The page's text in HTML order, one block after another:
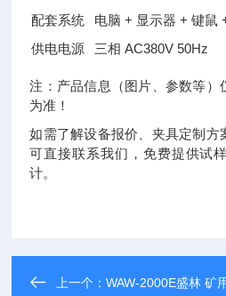
配套系统
电脑 + 显示器 + 键鼠
供电电源
三相 AC380V 50Hz
注：产品信息（图片、参数等）
为准！
如需了解设备报价、夹具定制方
可直接联系我们，免费提供试
计。
上一个：WAW-2000E盛林 矿用